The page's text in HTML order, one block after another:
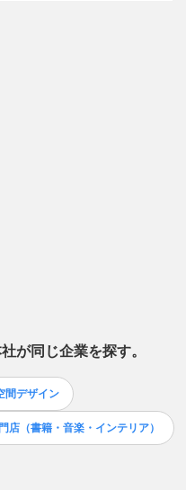
が同じ企業を探す。
間デザイン
店（書籍・音楽・インテリア）